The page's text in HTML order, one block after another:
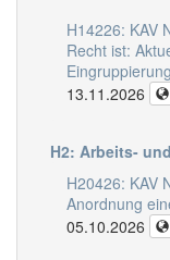
H14226: KAV
Recht ist:
13.11.2026
H2: Arbeits-
H20426: KAV
Anordnung
05.10.2026